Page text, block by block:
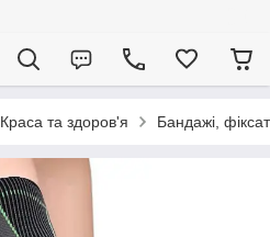
Краса та здоров'я Бандажі,